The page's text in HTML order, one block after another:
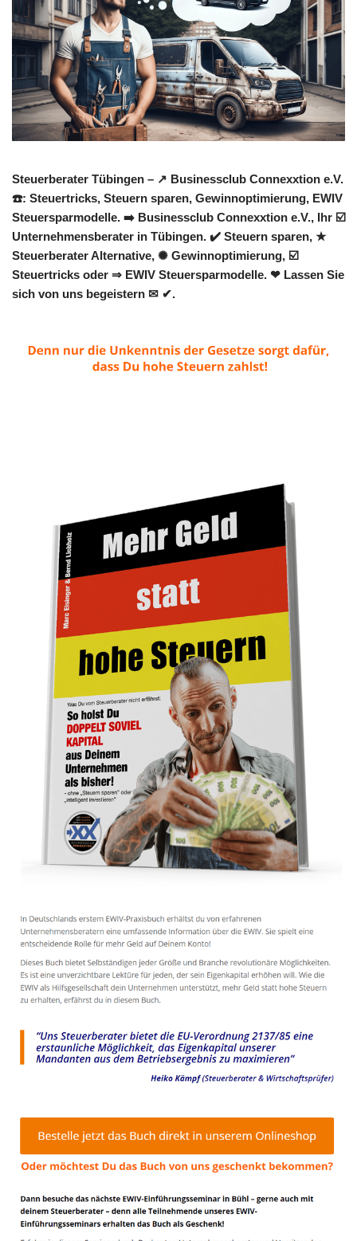
Steuerberater Tübingen – ↗️ Businessclub Connexxtion e.V.
☎️: Steuertricks, Steuern sparen, Gewinnoptimierung, EWIV
Steuersparmodelle. ➡️ Businessclub Connexxtion e.V., Ihr ☑️
Unternehmensberater in Tübingen. ✔️ Steuern sparen, ★
Steuerberater Alternative, ✺ Gewinnoptimierung, ☑️
Steuertricks oder ⇒ EWIV Steuersparmodelle. ❤ Lassen Sie
sich von uns begeistern ✉ ✔.